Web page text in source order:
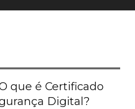
que é Certificado
Digital?